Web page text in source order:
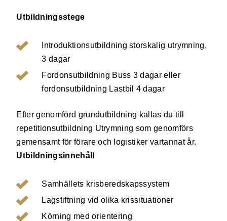
Utbildningsstege
Introduktionsutbildning storskalig utrymning,
3 dagar
Fordonsutbildning Buss 3 dagar eller
fordonsutbildning Lastbil 4 dagar
Efter genomförd grundutbildning kallas du till
repetitionsutbildning Utrymning som genomförs
gemensamt för förare och logistiker vartannat år.
Utbildningsinnehåll
Samhällets krisberedskapssystem
Lagstiftning vid olika krissituationer
Körning med orientering